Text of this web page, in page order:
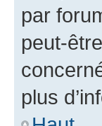
par
peut-
plus